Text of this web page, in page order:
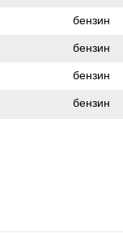
бензин
бензин
бензин
бензин